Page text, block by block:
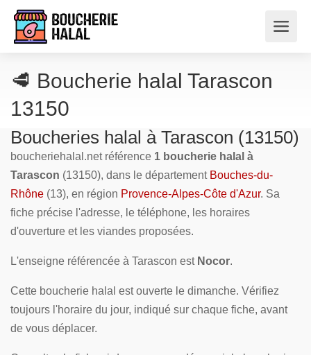
🥩 Boucherie halal Tarascon
13150
Boucheries halal à Tarascon (13150)
boucheriehalal.net référence 1 boucherie halal à
Tarascon (13150), dans le département Bouches-du-
Rhône (13), en région Provence-Alpes-Côte d'Azur. Sa
fiche précise l'adresse, le téléphone, les horaires
d'ouverture et les viandes proposées.
L'enseigne référencée à Tarascon est Nocor.
Cette boucherie halal est ouverte le dimanche. Vérifiez
toujours l'horaire du jour, indiqué sur chaque fiche, avant
de vous déplacer.